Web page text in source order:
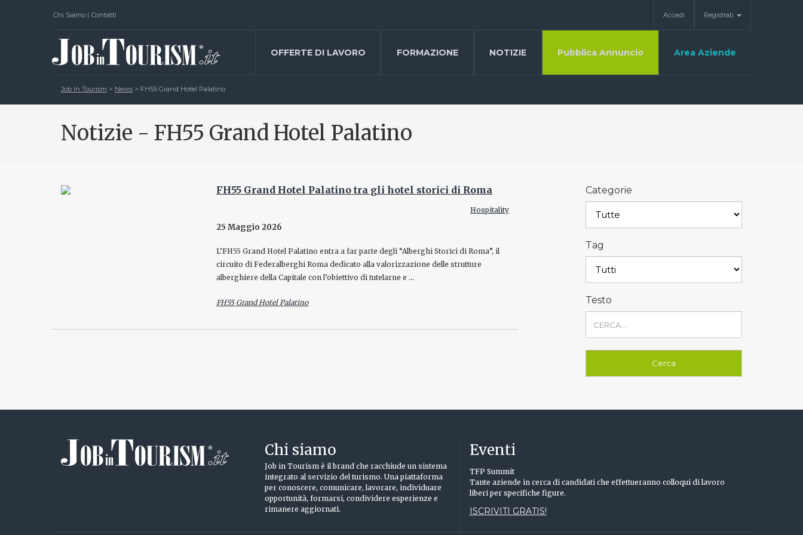
Chi Siamo | Contatti Accedi Registrati
OFFERTE DI LAVORO FORMAZIONE NOTIZIE Pubblica Annuncio Area Aziende
Job In Tourism > News > FH55 Grand Hotel Palatino
Notizie - FH55 Grand Hotel Palatino
FH55 Grand Hotel Palatino tra gli hotel storici di Roma
Hospitality
25 Maggio 2026
L’FH55 Grand Hotel Palatino entra a far parte degli “Alberghi Storici di Roma”, il
circuito di Federalberghi Roma dedicato alla valorizzazione delle strutture
alberghiere della Capitale con l’obiettivo di tutelarne e …
FH55 Grand Hotel Palatino
Categorie
Tag
Testo
Chi siamo
Job in Tourism è il brand che racchiude un sistema
integrato al servizio del turismo. Una piattaforma
per conoscere, comunicare, lavorare, individuare
opportunità, formarsi, condividere esperienze e
rimanere aggiornati.
Eventi
TFP Summit
Tante aziende in cerca di candidati che effettueranno colloqui di lavoro
liberi per specifiche figure.
ISCRIVITI GRATIS!